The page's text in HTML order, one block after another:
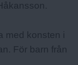
med konsten i
För barn från